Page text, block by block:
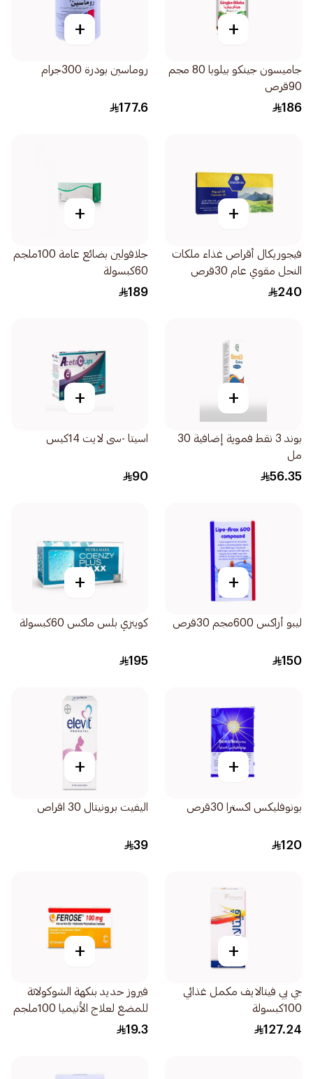
+
جاميسون جينكو بيلوبا 80 مجم
90قرص
186
+
روماسين بودرة 300جرام
177.6
+
فيجوريكال أقراص غذاء ملكات
النحل مقوي عام 30قرص
240
+
جلافولين بضائع عامة 100ملجم
60كبسولة
189
+
بوند 3 نقط فموية إضافية 30
مل
56.35
+
اسيتا -سى لايت 14كيس
90
+
ليبو أراكس 600مجم 30قرص
150
+
كوينزي بلس ماكس 60كبسولة
195
+
بونوفليكس اكسترا 30قرص
120
+
اليفيت برونيتال 30 اقراص
39
+
جي بي فيتالايف مكمل غذائي
100كبسولة
127.24
+
فيروز حديد بنكهة الشوكولاتة
للمضغ لعلاج الأنيميا 100ملجم
30قرص
19.3